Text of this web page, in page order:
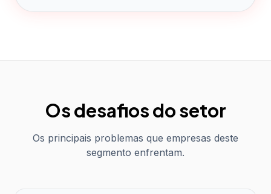
Os desafios do setor
Os principais problemas que empresas deste
segmento enfrentam.